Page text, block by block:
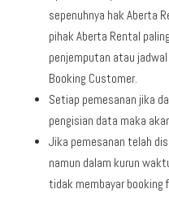
sepenuhnya hak Aberta
pihak Aberta Rental
penjemputan atau
Booking Customer.
Setiap pemesanan jika
pengisian data maka
Jika pemesanan telah
namun dalam kurun
tidak membayar booking